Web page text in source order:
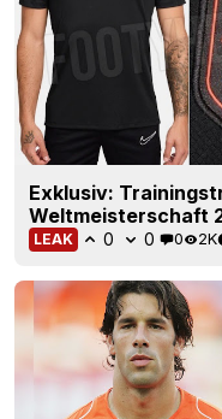
Exklusiv:
Weltmeisterschaft
LEAK 0 0 0 2K